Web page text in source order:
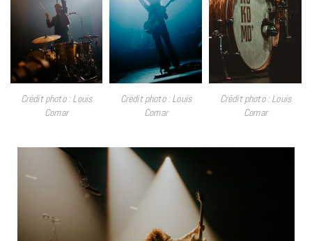
Crédit photo : Louis
Comar
Crédit photo : Louis
Comar
Crédit photo : Louis
Comar